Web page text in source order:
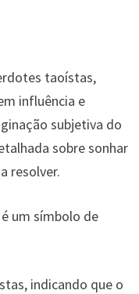
taoístas,
influência e
subjetiva do
sobre sonhar
resolver.
um símbolo de
indicando que o